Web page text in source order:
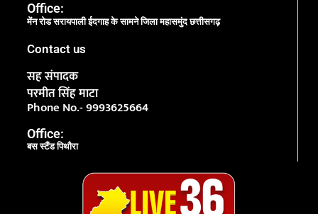
Office:
मेंन रोड सरायपाली ईदगाह के सामने जिला महासमुंद छत्तीसगढ़
Contact us
सह संपादक
परमीत सिंह माटा
Phone No.- 9993625664
Office:
बस स्टैंड पिथौरा